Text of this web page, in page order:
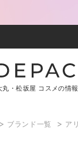
丸・松坂屋 コスメの情
> ブランド一覧 > ア